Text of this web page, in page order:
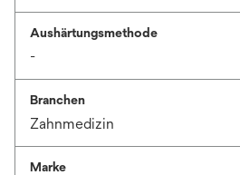
Aushärtungsmethode
-
Branchen
Zahnmedizin
Marke